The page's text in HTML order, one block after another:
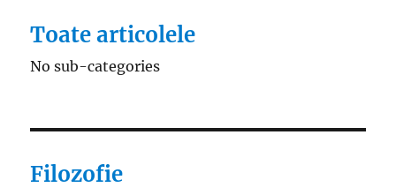
Toate articolele
No sub-categories
Filozofie